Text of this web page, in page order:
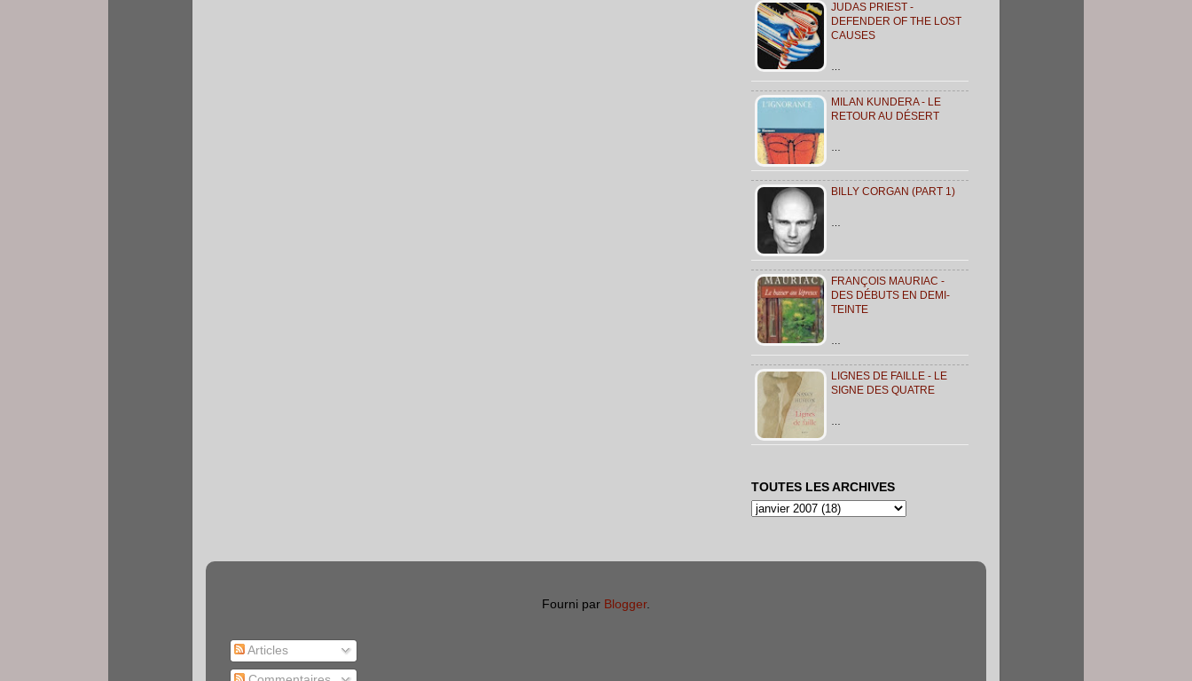
JUDAS PRIEST -
DEFENDER OF THE LOST
CAUSES
MILAN KUNDERA - LE
RETOUR AU DÉSERT
BILLY CORGAN (PART 1)
FRANÇOIS MAURIAC -
DES DÉBUTS EN DEMI-
TEINTE
LIGNES DE FAILLE - LE
SIGNE DES QUATRE
TOUTES LES ARCHIVES
Fourni par Blogger.
Articles